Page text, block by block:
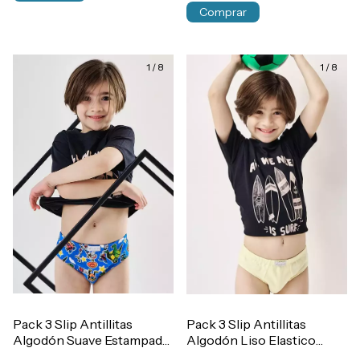
Comprar
1 / 8
Pack 3 Slip Antillitas
Algodón Suave Estampado
1 / 8
Pack 3 Slip Antillitas
Algodón Liso Elastico